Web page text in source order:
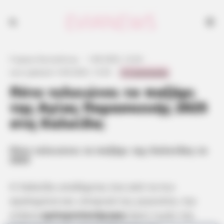
Πότε τελειώνει το παζάρι
της Αγίας Παρασκευής 2025
στη Χαλκίδα;
Πότε τελειώνει το παζάρι της Χαλκίδας το
εμποροπανήγυρη